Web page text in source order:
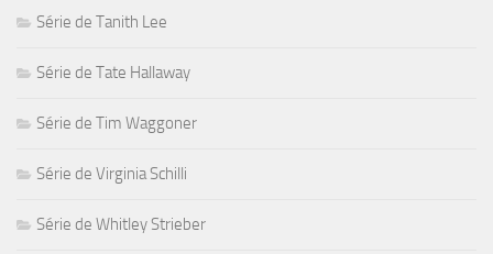
Série de Tanith Lee
Série de Tate Hallaway
Série de Tim Waggoner
Série de Virginia Schilli
Série de Whitley Strieber